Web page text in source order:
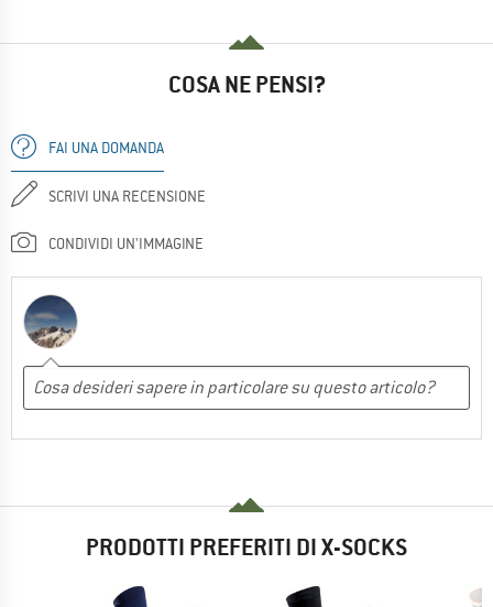
COSA NE PENSI?
FAI UNA DOMANDA
SCRIVI UNA RECENSIONE
CONDIVIDI UN'IMMAGINE
PRODOTTI PREFERITI DI X-SOCKS